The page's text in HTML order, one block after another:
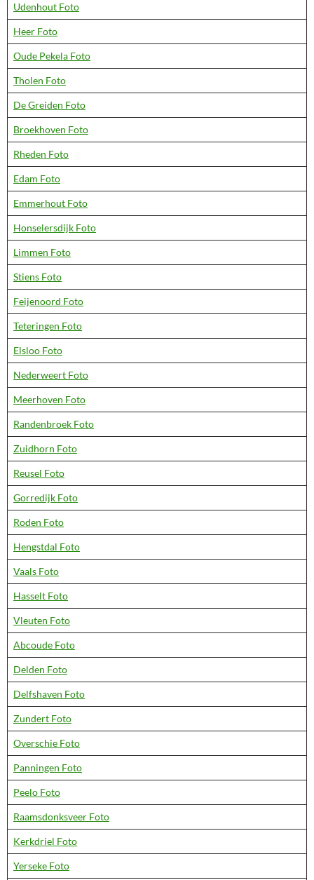
Udenhout Foto
Heer Foto
Oude Pekela Foto
Tholen Foto
De Greiden Foto
Broekhoven Foto
Rheden Foto
Edam Foto
Emmerhout Foto
Honselersdijk Foto
Limmen Foto
Stiens Foto
Feijenoord Foto
Teteringen Foto
Elsloo Foto
Nederweert Foto
Meerhoven Foto
Randenbroek Foto
Zuidhorn Foto
Reusel Foto
Gorredijk Foto
Roden Foto
Hengstdal Foto
Vaals Foto
Hasselt Foto
Vleuten Foto
Abcoude Foto
Delden Foto
Delfshaven Foto
Zundert Foto
Overschie Foto
Panningen Foto
Peelo Foto
Raamsdonksveer Foto
Kerkdriel Foto
Yerseke Foto